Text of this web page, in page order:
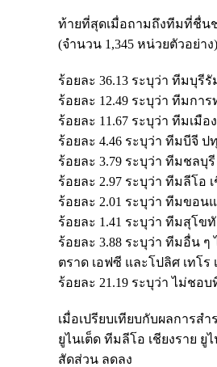
ท้ายที่สุดเมื่อถามถึงทีมที่ชื่น
(จำนวน 1,345 หน่วยตัวอย่าง)
ร้อยละ 36.13 ระบุว่า ทีมบุรีรั
ร้อยละ 12.49 ระบุว่า ทีมการ
ร้อยละ 11.67 ระบุว่า ทีมเมือ
ร้อยละ 4.46 ระบุว่า ทีมบีจี ป
ร้อยละ 3.79 ระบุว่า ทีมชลบุ
ร้อยละ 2.97 ระบุว่า ทีมลีโอ
ร้อยละ 2.01 ระบุว่า ทีมขอน
ร้อยละ 1.41 ระบุว่า ทีมสุโข
ร้อยละ 3.88 ระบุว่า ทีมอื่น
ตราด เอฟซี และโปลิศ เทโร
ร้อยละ 21.19 ระบุว่า ไม่ชอ
เมื่อเปรียบเทียบกับผลการส
ยูไนเต็ด ทีมลีโอ เชียงราย
สัดส่วน ลดลง